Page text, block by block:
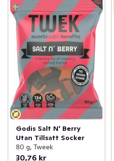
Godis Salt N' Berry
Utan Tillsatt Socker
80 g, Tweek
30,76 kr